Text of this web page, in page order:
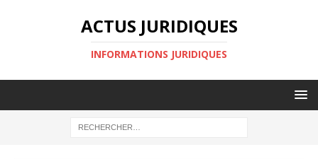
ACTUS JURIDIQUES
INFORMATIONS JURIDIQUES